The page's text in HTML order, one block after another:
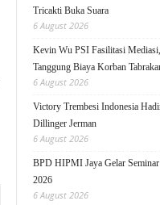
Tricakti Buka Suara
6 August 2026
Kevin Wu PSI Fasilitasi
Tanggung Biaya Korban
6 August 2026
Victory Trembesi Indonesia
Dillinger Jerman
6 August 2026
BPD HIPMI Jaya Gelar
2026
6 August 2026